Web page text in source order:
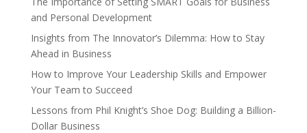
and Personal Development
Insights from The Innovator’s Dilemma: How to Stay
Ahead in Business
How to Improve Your Leadership Skills and Empower
Your Team to Succeed
Lessons from Phil Knight’s Shoe Dog: Building a Billion-
Dollar Business